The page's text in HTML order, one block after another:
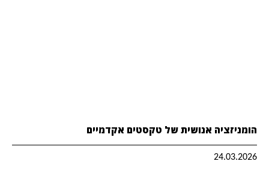
הומניזציה אנושית של טקסטים אקדמיים
24.03.2026